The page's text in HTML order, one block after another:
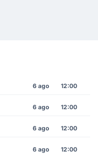
6 ago 12:00
6 ago 12:00
6 ago 12:00
6 ago 12:00